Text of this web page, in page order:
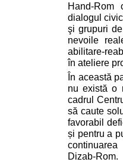
Hand-Rom
dialogul
şi grupuri
nevoile
abilitare-
în ateliere
În această
nu există o
cadrul
să caute
favorabil
și pentru a
Dizab-Rom.